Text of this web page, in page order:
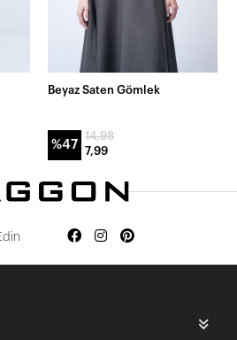
Beyaz Saten Gömlek
%47
14,98
7,99